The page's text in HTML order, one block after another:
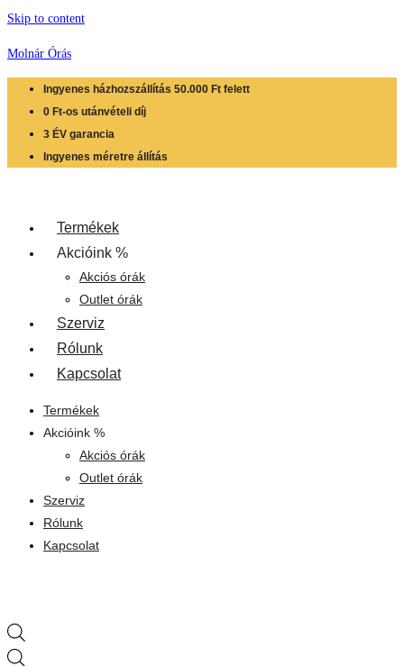
Skip to content
Molnár Órás
Ingyenes házhozszállítás 50.000 Ft felett
0 Ft-os utánvételi díj
3 ÉV garancia
Ingyenes méretre állítás
Termékek
Akcióink %
Akciós órák
Outlet órák
Szerviz
Rólunk
Kapcsolat
Termékek
Akcióink %
Akciós órák
Outlet órák
Szerviz
Rólunk
Kapcsolat